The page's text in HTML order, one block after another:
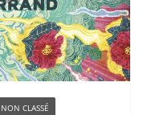
NON CLASSÉ